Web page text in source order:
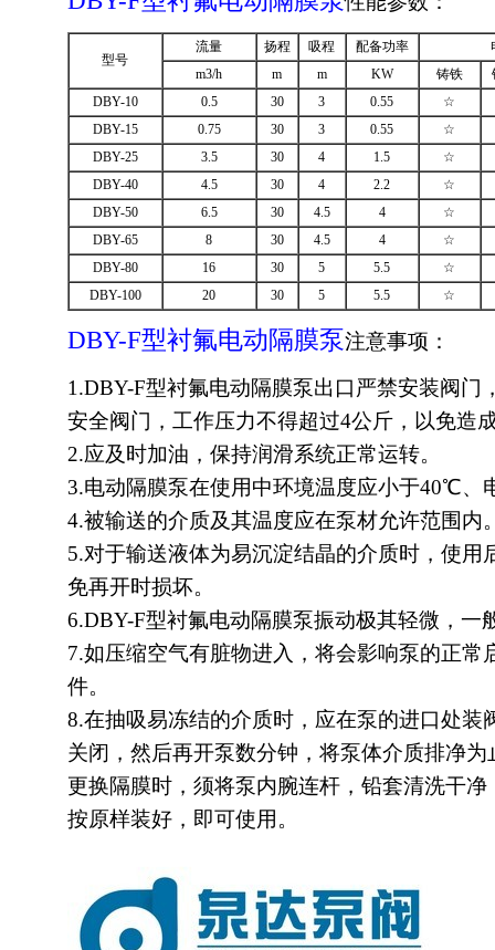
型号
流量 扬程 吸程 配备功率
m3/h
m m KW 铸铁
DBY-10
0.5 30 3 0.55
☆
DBY-15
0.75 30 3 0.55
☆
DBY-25
3.5 30 4 1.5
☆
DBY-40
4.5 30 4 2.2
☆
DBY-50
6.5 30 4.5 4
☆
DBY-65
8 30 4.5 4
☆
DBY-80
16 30 5 5.5
☆
DBY-100
20 30 5 5.5 ☆
DBY-F型衬氟电动隔膜泵注意事项：
1.DBY-F型衬氟电动隔膜泵出口严禁安装阀门
安全阀门，工作压力不得超过4公斤，以免造
2.应及时加油，保持润滑系统正常运转。
3.电动隔膜泵在使用中环境温度应小于40℃、
4.被输送的介质及其温度应在泵材允许范围内
5.对于输送液体为易沉淀结晶的介质时，使用
免再开时损坏。
6.DBY-F型衬氟电动隔膜泵振动极其轻微，一
7.如压缩空气有脏物进入，将会影响泵的正常
件。
8.在抽吸易冻结的介质时，应在泵的进口处装
关闭，然后再开泵数分钟，将泵体介质排净
更换隔膜时，须将泵内腕连杆，铅套清洗干
按原样装好，即可使用。